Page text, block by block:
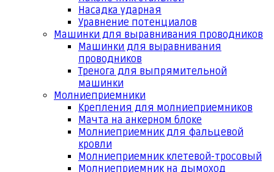
Насадка ударная
Уравнение потенциалов
Машинки для выравнивания проводников
Машинки для выравнивания
проводников
Тренога для выпрямительной
машинки
Молниеприемники
Крепления для молниеприемников
Мачта на анкерном блоке
Молниеприемник для фальцевой
кровли
Молниеприемник клетевой-тросовый
Молниеприемник на дымоход